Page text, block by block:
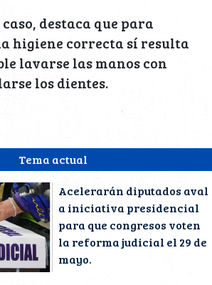
Tema actual
Acelerarán diputados aval
a iniciativa presidencial
para que congresos voten
la reforma judicial el 29 de
mayo.
destaca que para
higiene correcta sí resulta
lavarse las manos con
los dientes.